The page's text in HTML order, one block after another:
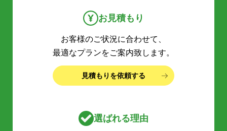
お見積もり
お客様のご状況に合わせて、
最適なプランをご案内致します。
見積もりを依頼する
選ばれる理由